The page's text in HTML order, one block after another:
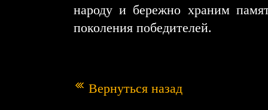
народу и бережно храним
поколения победителей.
Вернуться назад